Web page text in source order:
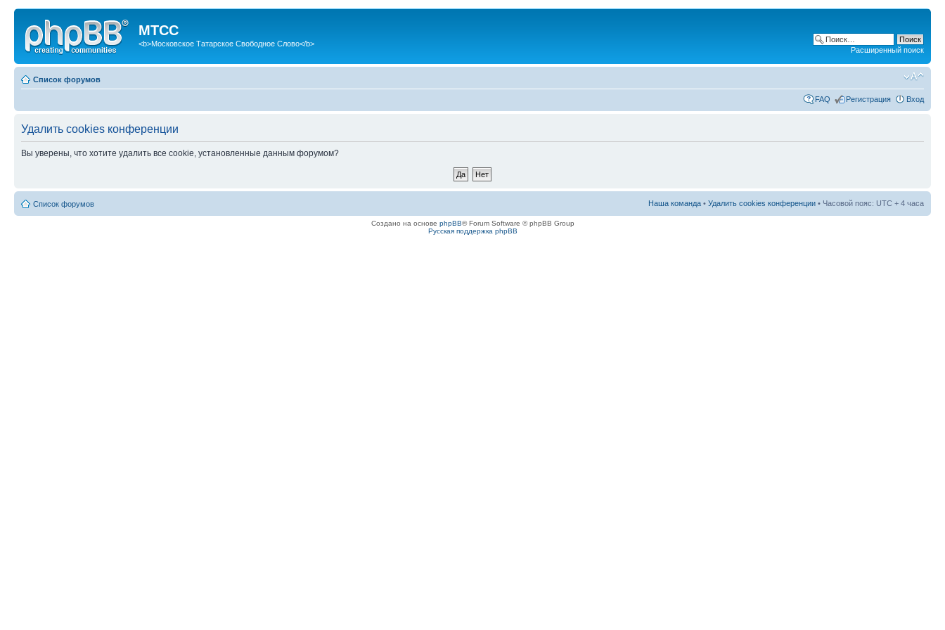
МТСС
<b>Московское Татарское Свободное Слово</b>
Расширенный поиск
Список форумов
FAQ Регистрация Вход
Удалить cookies конференции
Вы уверены, что хотите удалить все cookie, установленные данным форумом?
Список форумов Наша команда • Удалить cookies конференции • Часовой пояс: UTC + 4 часа
Создано на основе phpBB® Forum Software © phpBB Group
Русская поддержка phpBB